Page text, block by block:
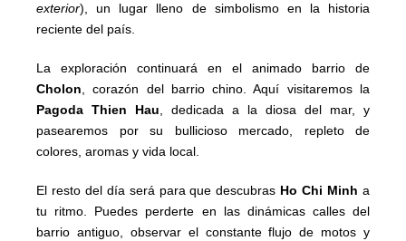
exterior), un lugar lleno de simbolismo en la historia
reciente del país.
La exploración continuará en el animado barrio de
Cholon, corazón del barrio chino. Aquí visitaremos la
Pagoda Thien Hau, dedicada a la diosa del mar, y
pasearemos por su bullicioso mercado, repleto de
colores, aromas y vida local.
El resto del día será para que descubras Ho Chi Minh a
tu ritmo. Puedes perderte en las dinámicas calles del
barrio antiguo, observar el constante flujo de motos y